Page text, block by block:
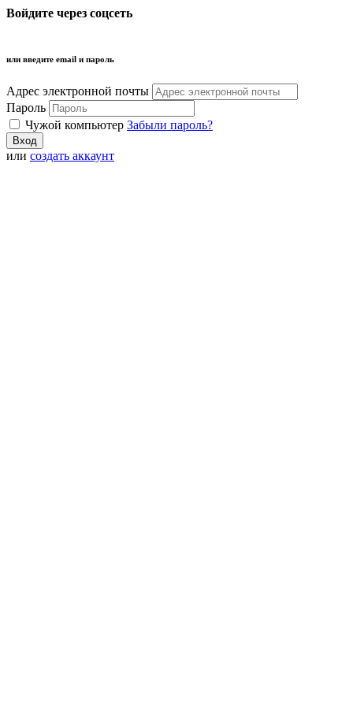
Войдите через соцсеть
или введите email и пароль
Адрес электронной почты
Пароль
Чужой компьютер Забыли пароль?
или создать аккаунт